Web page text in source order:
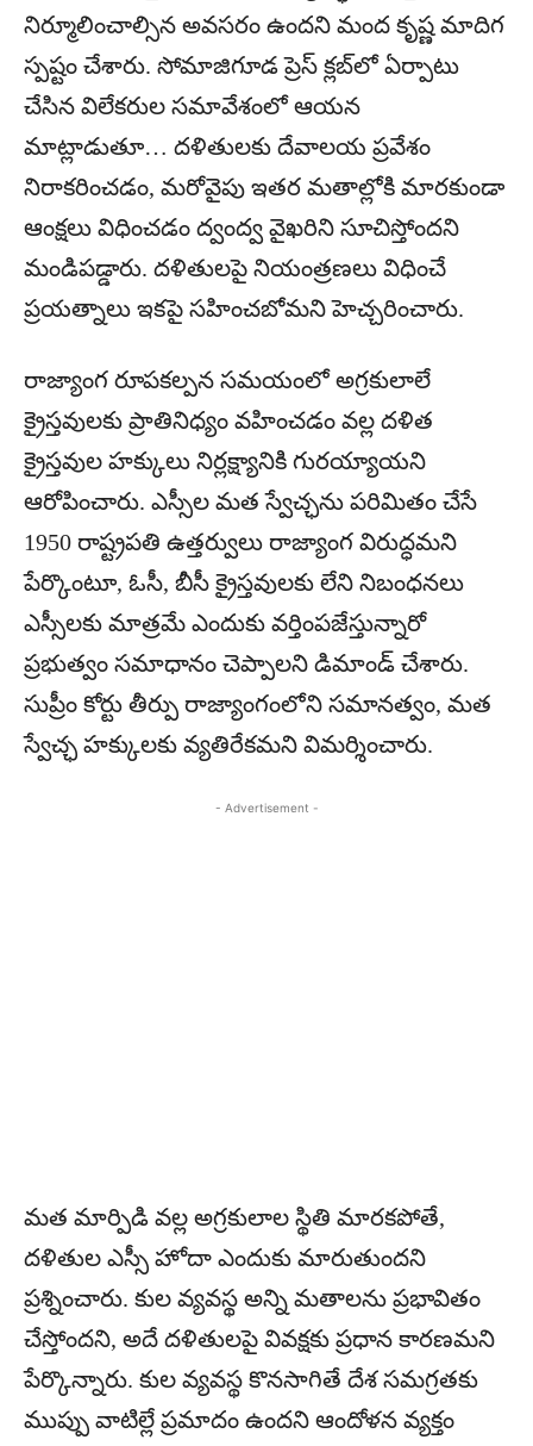
నిర్మూలించాల్సిన అవసరం ఉందని మంద కృష్ణ మాదిగ
స్పష్టం చేశారు. సోమాజిగూడ ప్రెస్ క్లబ్‌లో ఏర్పాటు
చేసిన విలేకరుల సమావేశంలో ఆయన
మాట్లాడుతూ… దళితులకు దేవాలయ ప్రవేశం
నిరాకరించడం, మరోవైపు ఇతర మతాల్లోకి మారకుండా
ఆంక్షలు విధించడం ద్వంద్వ వైఖరిని సూచిస్తోందని
మండిపడ్డారు. దళితులపై నియంత్రణలు విధించే
ప్రయత్నాలు ఇకపై సహించబోమని హెచ్చరించారు.
రాజ్యాంగ రూపకల్పన సమయంలో అగ్రకులాలే
క్రైస్తవులకు ప్రాతినిధ్యం వహించడం వల్ల దళిత
క్రైస్తవుల హక్కులు నిర్లక్ష్యానికి గురయ్యాయని
ఆరోపించారు. ఎస్సీల మత స్వేచ్ఛను పరిమితం చేసే
1950 రాష్ట్రపతి ఉత్తర్వులు రాజ్యాంగ విరుద్ధమని
పేర్కొంటూ, ఓసీ, బీసీ క్రైస్తవులకు లేని నిబంధనలు
ఎస్సీలకు మాత్రమే ఎందుకు వర్తింపజేస్తున్నారో
ప్రభుత్వం సమాధానం చెప్పాలని డిమాండ్ చేశారు.
సుప్రీం కోర్టు తీర్పు రాజ్యాంగంలోని సమానత్వం, మత
స్వేచ్ఛ హక్కులకు వ్యతిరేకమని విమర్శించారు.
- Advertisement -
మత మార్పిడి వల్ల అగ్రకులాల స్థితి మారకపోతే,
దళితుల ఎస్సీ హోదా ఎందుకు మారుతుందని
ప్రశ్నించారు. కుల వ్యవస్థ అన్ని మతాలను ప్రభావితం
చేస్తోందని, అదే దళితులపై వివక్షకు ప్రధాన కారణమని
పేర్కొన్నారు. కుల వ్యవస్థ కొనసాగితే దేశ సమగ్రతకు
ముప్పు వాటిల్లే ప్రమాదం ఉందని ఆందోళన వ్యక్తం